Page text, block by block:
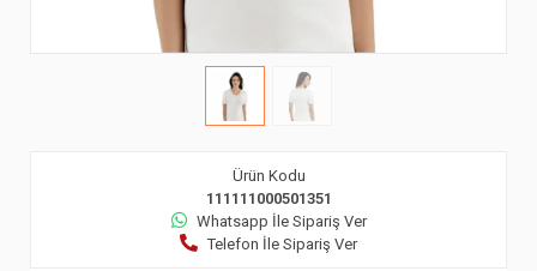
Ürün Kodu
111111000501351
Whatsapp İle Sipariş Ver
Telefon İle Sipariş Ver